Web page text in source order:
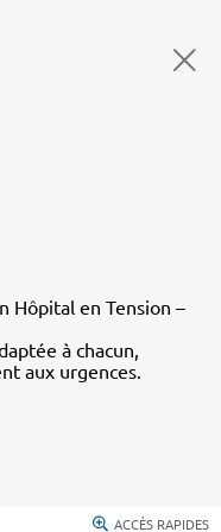
Hôpital en Tension –
à chacun,
aux urgences.
ACCÈS RAPIDES